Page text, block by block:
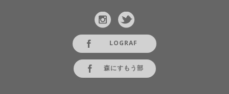
LOGRAF
森にすもう部